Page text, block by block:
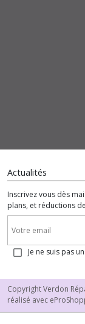
Actualités
Inscrivez vous dès
plans, et réductions
Je ne suis pas
Copyright Verdon
réalisé avec